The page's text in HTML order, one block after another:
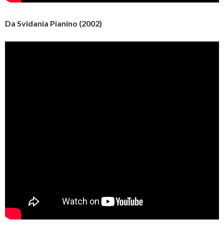
Da Svidania Pianino (2002)